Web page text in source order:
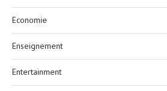
Economie
Enseignement
Entertainment